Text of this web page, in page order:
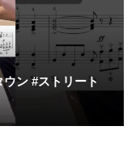
ン #ストリート